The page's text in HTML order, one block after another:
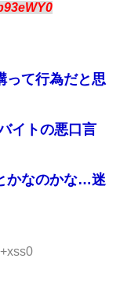
って行為だと思
イトの悪口言
かなのかな…迷